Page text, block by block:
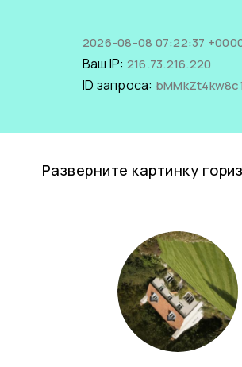
2026-08-08 07:22:37
Ваш IP: 216.73.216.220
ID запроса: bMMkZt4kw8c1
Разверните картинку